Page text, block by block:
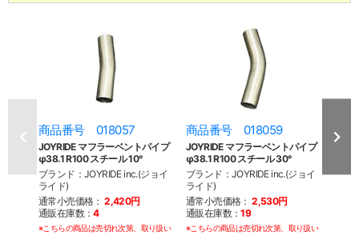
商品番号 018057
JOYRIDE マフラーベントパイプ
φ38.1 R100 スチール 10°
ブランド：JOYRIDE inc.(ジョイ
ライド)
通常小売価格： 2,420円
通販在庫数：4
※こちらの商品は売切れ次第、取り扱い
商品番号 018059
JOYRIDE マフラーベントパイプ
φ38.1 R100 スチール 30°
ブランド：JOYRIDE inc.(ジョイ
ライド)
通常小売価格： 2,530円
通販在庫数：19
※こちらの商品は売切れ次第、取り扱い
商
ブラ